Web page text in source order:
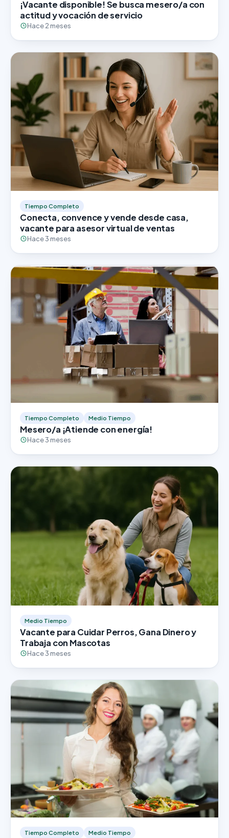
¡Vacante disponible! Se busca mesero/a con
actitud y vocación de servicio
Hace 2 meses
Tiempo Completo
Conecta, convence y vende desde casa,
vacante para asesor virtual de ventas
Hace 3 meses
Tiempo Completo Medio Tiempo
Mesero/a ¡Atiende con energía!
Hace 3 meses
Medio Tiempo
Vacante para Cuidar Perros, Gana Dinero y
Trabaja con Mascotas
Hace 3 meses
Tiempo Completo Medio Tiempo